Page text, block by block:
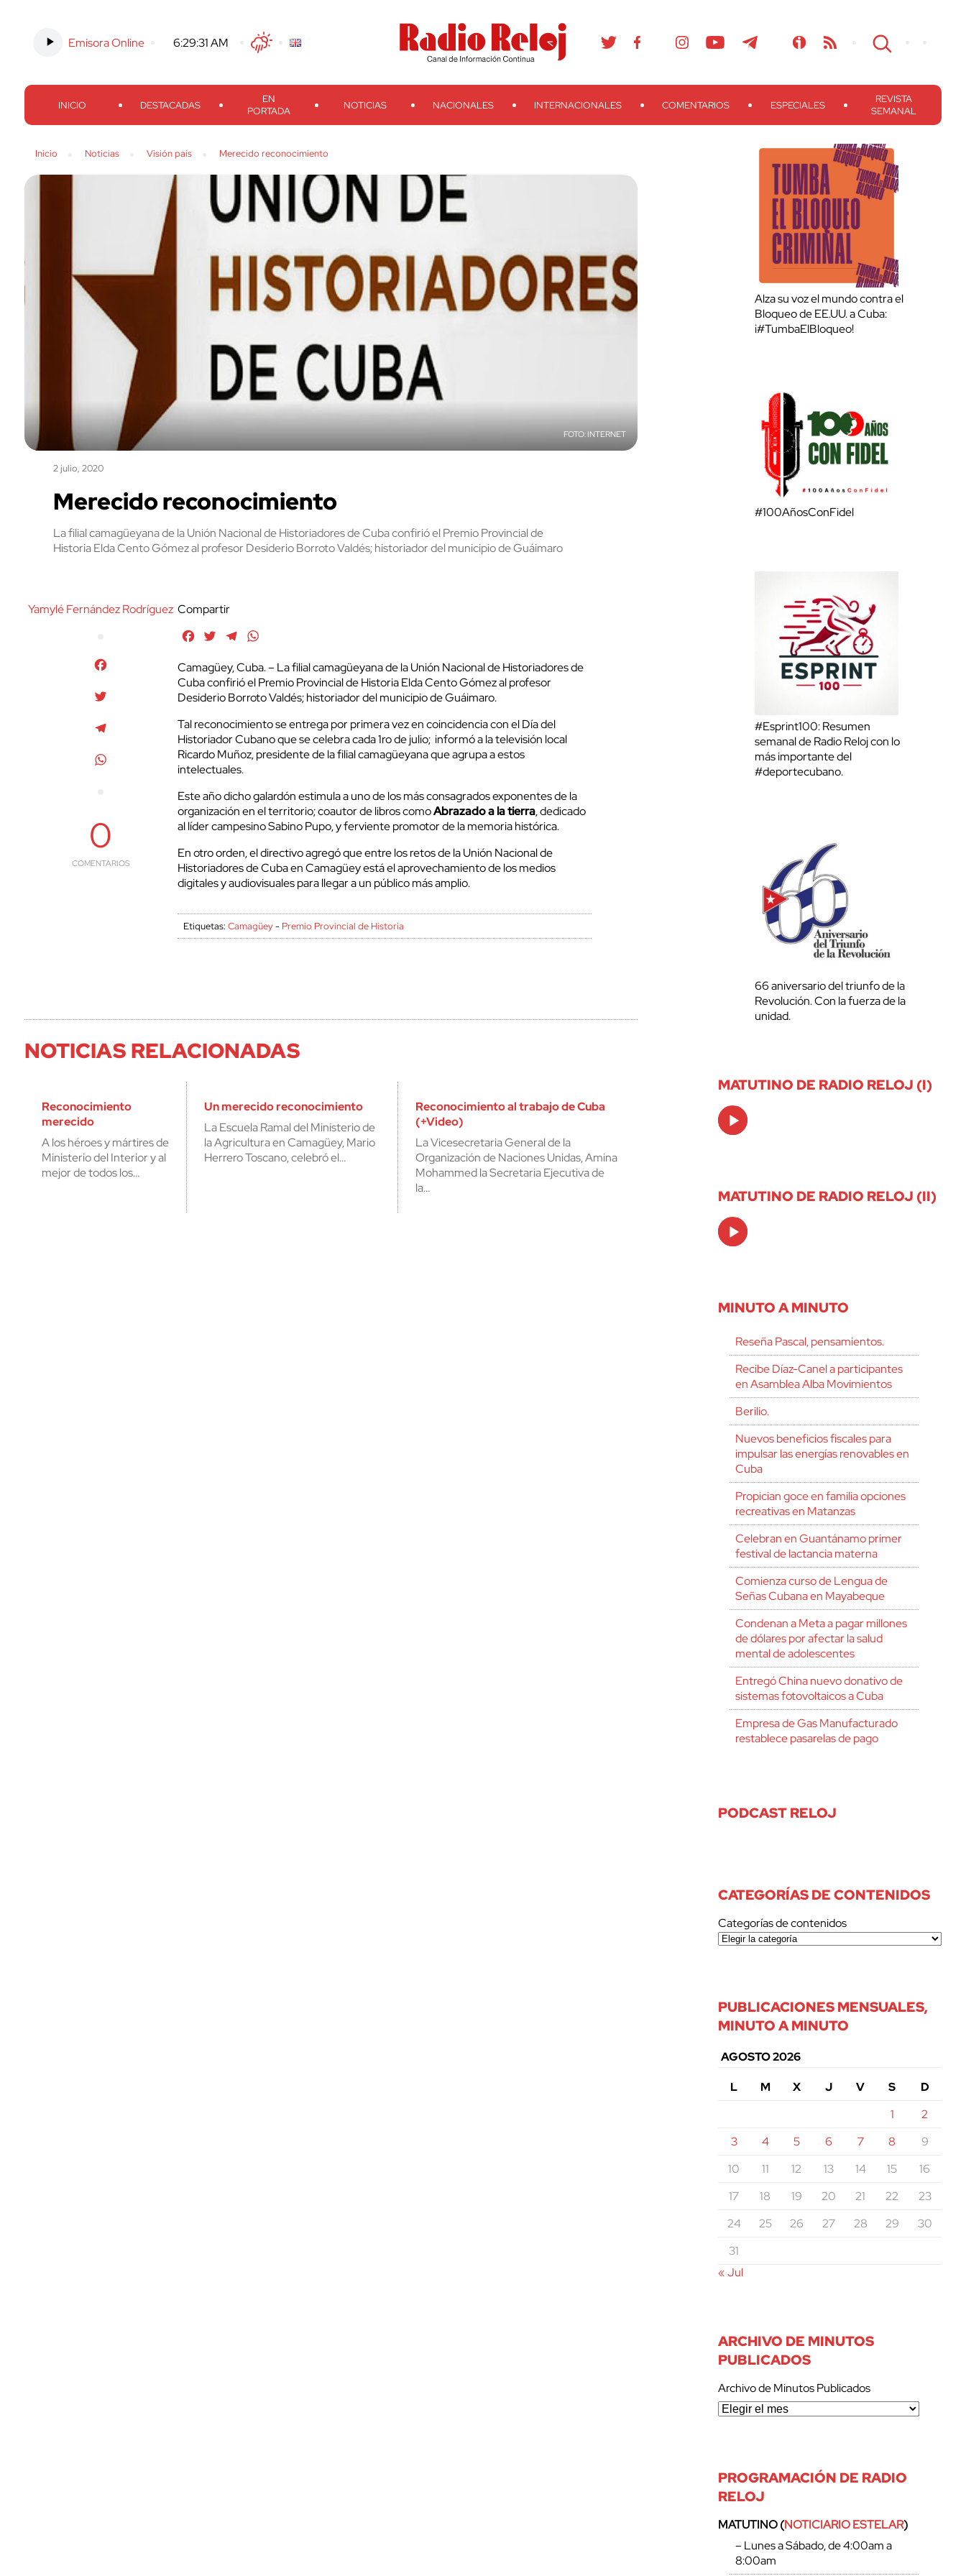
Emisora Online 6:29:32 AM TwitterFacebook
Threads
Instagram TelegramTeveo Ivoox RSS Search
INICIO DESTACADAS
EN
PORTADA
NOTICIAS NACIONALES INTERNACIONALES COMENTARIOS ESPECIALES
REVISTA
SEMANAL
Inicio Noticias Visión país Merecido reconocimiento
INTERNET
2 julio, 2020
Merecido reconocimiento
La filial camagüeyana de la Unión Nacional de Historiadores de Cuba confirió el Premio Provincial de
Historia Elda Cento Gómez al profesor Desiderio Borroto Valdés; historiador del municipio de Guáimaro
Yamylé Fernández Rodríguez
0
COMENTARIOS
Compartir
FacebookTwitterTelegram
Camagüey, Cuba. – La filial camagüeyana de la Unión Nacional de Historiadores de
Cuba confirió el Premio Provincial de Historia Elda Cento Gómez al profesor
Desiderio Borroto Valdés; historiador del municipio de Guáimaro.
Tal reconocimiento se entrega por primera vez en coincidencia con el Día del
Historiador Cubano que se celebra cada 1ro de julio; informó a la televisión local
Ricardo Muñoz, presidente de la filial camagüeyana que agrupa a estos
intelectuales.
Este año dicho galardón estimula a uno de los más consagrados exponentes de la
organización en el territorio; coautor de libros comoAbrazado a la tierra, dedicado
al líder campesino Sabino Pupo, y ferviente promotor de la memoria histórica.
En otro orden, el directivo agregó que entre los retos de la Unión Nacional de
Historiadores de Cuba en Camagüey está el aprovechamiento de los medios
digitales y audiovisuales para llegar a un público más amplio.
Etiquetas:Camagüey- Premio Provincial de Historia
NOTICIAS RELACIONADAS
Reconocimiento
merecido
A los héroes y mártires de
Ministerio del Interior y al
mejor de todos los…
Un merecido reconocimiento
La Escuela Ramal del Ministerio de
la Agricultura en Camagüey, Mario
Herrero Toscano, celebró el…
Reconocimiento al trabajo de Cuba
(+Video)
La Vicesecretaria General de la
Organización de Naciones Unidas, Amina
Mohammed la Secretaria Ejecutiva de
la…
Alza su voz el mundo contra el
Bloqueo de EE.UU. a Cuba:
¡#TumbaElBloqueo!
#100AñosConFidel
#Esprint100: Resumen
semanal de Radio Reloj con lo
más importante del
#deportecubano.
66 aniversario del triunfo de la
Revolución. Con la fuerza de la
unidad.
MATUTINO DE RADIO RELOJ (I)
Audio
Player
MATUTINO DE RADIO RELOJ (II)
Audio
Player
MINUTO A MINUTO
Reseña Pascal, pensamientos.
Recibe Díaz-Canel a participantes
en Asamblea Alba Movimientos
Berilio.
Nuevos beneficios fiscales para
impulsar las energías renovables en
Cuba
Propician goce en familia opciones
recreativas en Matanzas
Celebran en Guantánamo primer
festival de lactancia materna
Comienza curso de Lengua de
Señas Cubana en Mayabeque
Condenan a Meta a pagar millones
de dólares por afectar la salud
mental de adolescentes
Entregó China nuevo donativo de
sistemas fotovoltaicos a Cuba
Empresa de Gas Manufacturado
restablece pasarelas de pago
PODCAST RELOJ
CATEGORÍAS DE CONTENIDOS
Categorías de contenidos
PUBLICACIONES MENSUALES,
MINUTO A MINUTO
AGOSTO 2026
L
M X J V S
D
1
2
3
4 5 6 7 8
9
10
11 12 13 14 15
16
17
18 19 20 21 22
23
24
25 26 27 28 29
30
31
« Jul
ARCHIVO DE MINUTOS
PUBLICADOS
Archivo de Minutos Publicados
PROGRAMACIÓN DE RADIO
RELOJ
MATUTINO (NOTICIARIO ESTELAR)
– Lunes a Sábado, de 4:00am a
8:00am